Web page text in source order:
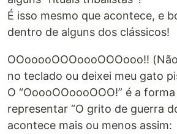
É isso mesmo que acontece, e
dentro de alguns dos clássicos!
OOooooOOOoooOOOooo!!
no teclado ou deixei meu gato
O “OoooOOoooOOO!” é a
representar “O grito de guerra
acontece mais ou menos assim: